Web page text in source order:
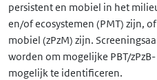
persistent en mobiel in het
en/of ecosystemen (PMT) zijn,
mobiel (zPzM) zijn.
worden om mogelijke PBT/
mogelijk te identificeren.